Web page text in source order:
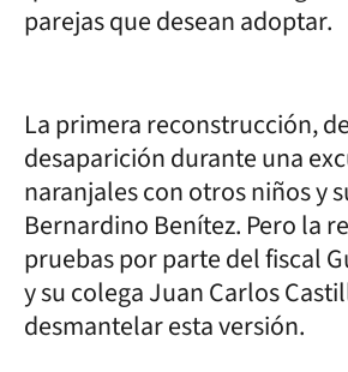
parejas que desean adoptar.
La primera reconstrucción,
desaparición durante una
naranjales con otros niños y
Bernardino Benítez. Pero la
pruebas por parte del fiscal
y su colega Juan Carlos
desmantelar esta versión.